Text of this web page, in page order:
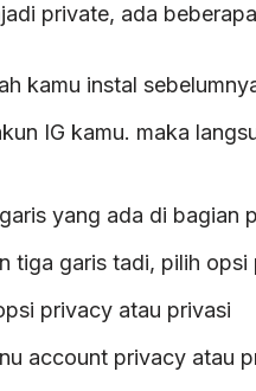
private, ada
kamu instal
IG kamu. maka
yang ada di bagian
tiga garis tadi, pilih
privacy atau privasi
account privacy atau